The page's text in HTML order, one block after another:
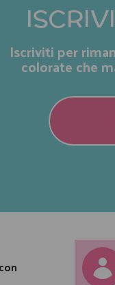
Iscriviti per
colorate che